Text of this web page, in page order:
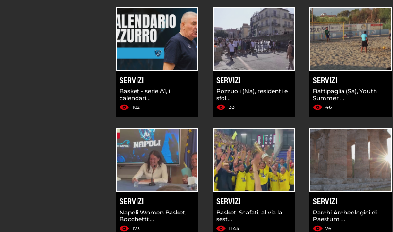
SERVIZI
Basket - serie A1, il
calendari...
182
SERVIZI
Pozzuoli (Na), residenti e
sfol...
33
SERVIZI
Battipaglia (Sa), Youth
Summer ...
46
SERVIZI
Napoli Women Basket,
Bocchetti:...
173
SERVIZI
Basket. Scafati, al via la
sest...
1144
SERVIZI
Parchi Archeologici di
Paestum ...
76